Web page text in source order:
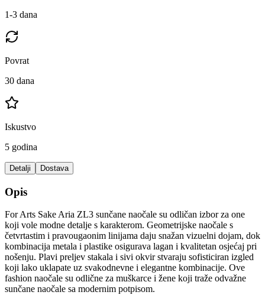
1-3 dana
Povrat
30 dana
Iskustvo
5 godina
Detalji Dostava
Opis
For Arts Sake Aria ZL3 sunčane naočale su odličan izbor za one
koji vole modne detalje s karakterom. Geometrijske naočale s
četvrtastim i pravougaonim linijama daju snažan vizuelni dojam, dok
kombinacija metala i plastike osigurava lagan i kvalitetan osjećaj pri
nošenju. Plavi preljev stakala i sivi okvir stvaraju sofisticiran izgled
koji lako uklapate uz svakodnevne i elegantne kombinacije. Ove
fashion naočale su odlične za muškarce i žene koji traže odvažne
sunčane naočale sa modernim potpisom.